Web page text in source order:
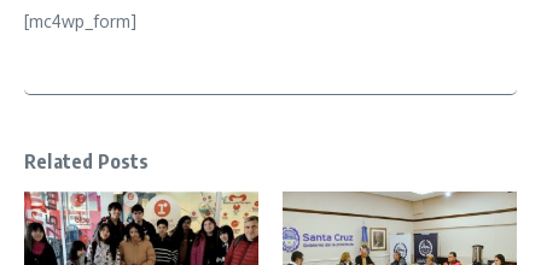
[mc4wp_form]
Related Posts